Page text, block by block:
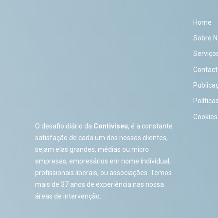
O desafio diário da Contiviseu, é a constante
satisfação de cada um dos nossos clientes,
sejam elas grandes, médias ou micro
empresas, empresários em nome individual,
profissionais liberais, ou associações. Temos
mais de 37 anos de experiência nas nossa
áreas de intervenção.
Home
Sobre
Cookies